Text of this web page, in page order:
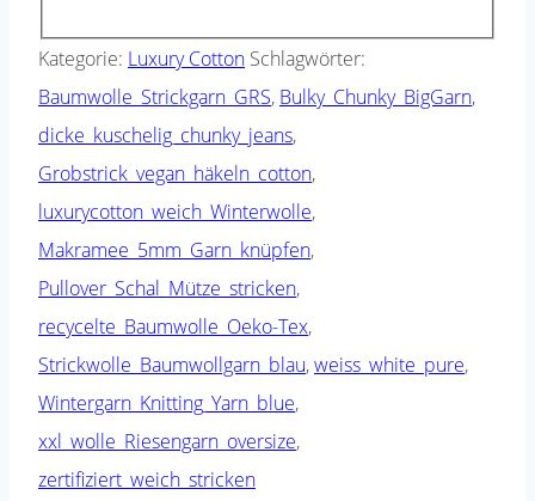
Kategorie: Luxury Cotton Schlagwörter:
Baumwolle_Strickgarn_GRS, Bulky_Chunky_BigGarn,
dicke_kuschelig_chunky_jeans,
Grobstrick_vegan_häkeln_cotton,
luxurycotton_weich_Winterwolle,
Makramee_5mm_Garn_knüpfen,
Pullover_Schal_Mütze_stricken,
recycelte_Baumwolle_Oeko-Tex,
Strickwolle_Baumwollgarn_blau,weiss_white_pure,
Wintergarn_Knitting_Yarn_blue,
xxl_wolle_Riesengarn_oversize,
zertifiziert_weich_stricken